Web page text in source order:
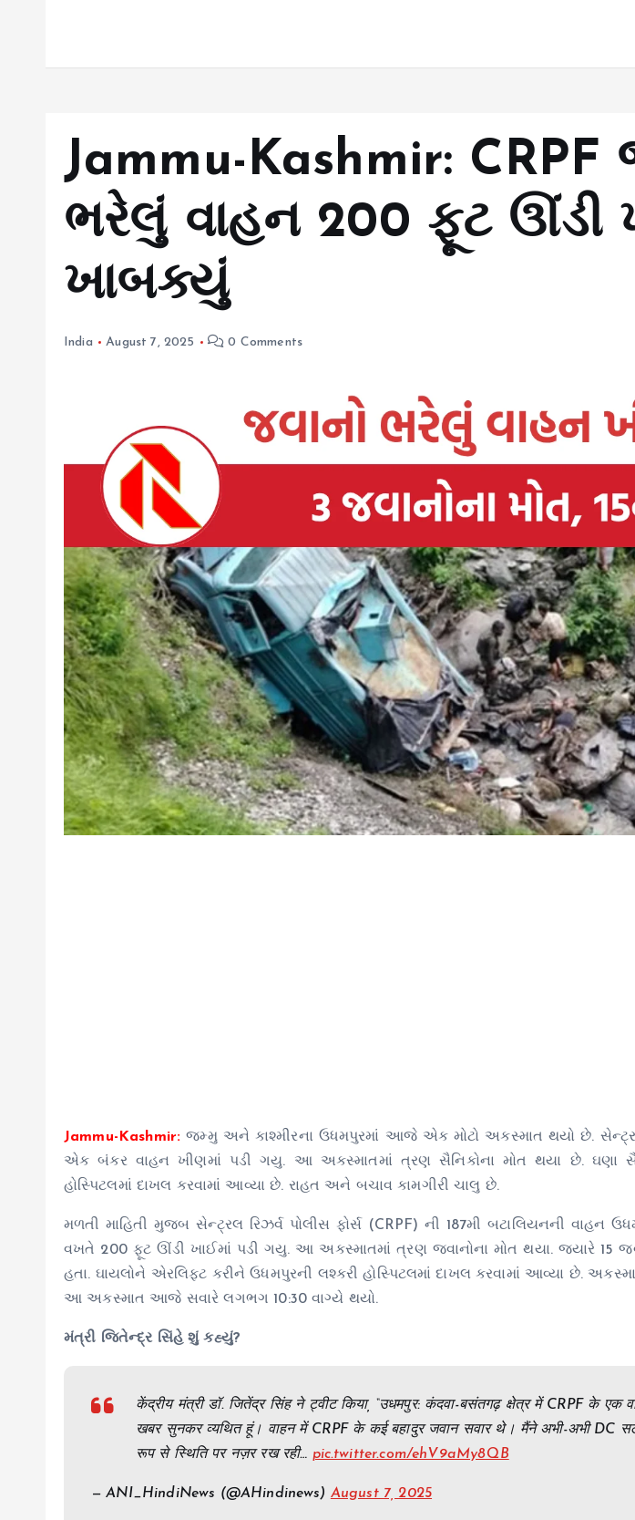
Jammu-Kashmir: CRPF
ભરેલું વાહન 200 ફૂટ ઊંડી
ખાબક્યું
India August 7, 2025 0 Comments
Jammu-Kashmir: જમ્મુ અને કાશ્મીરના ઉધમપુરમાં આજે એક મોટો અકસ્માત થયો છે. સેન્ટ્રલ
એક બંકર વાહન ખીણમાં પડી ગયુ. આ અકસ્માતમાં ત્રણ સૈનિકોના મોત થયા છે. ઘણા
હોસ્પિટલમાં દાખલ કરવામાં આવ્યા છે. રાહત અને બચાવ કામગીરી ચાલુ છે.
મળતી માહિતી મુજબ સેન્ટ્રલ રિઝર્વ પોલીસ ફોર્સ (CRPF) ની 187મી બટાલિયનની વાહન
વખતે 200 ફૂટ ઊંડી ખાઈમાં પડી ગયુ. આ અકસ્માતમાં ત્રણ જવાનોના મોત થયા. જ્યારે 15
હતા. ઘાયલોને એરલિફ્ટ કરીને ઉધમપુરની લશ્કરી હોસ્પિટલમાં દાખલ કરવામાં આવ્યા છે.
આ અકસ્માત આજે સવારે લગભગ 10:30 વાગ્યે થયો.
મંત્રી જિતેન્દ્ર સિંહે શું કહ્યું?
केंद्रीय मंत्री डॉ. जितेंद्र सिंह ने ट्वीट किया, “उधमपुर: कंदवा-बसंतगढ़ क्षेत्र में CRPF के एक
खबर सुनकर व्यथित हूं। वाहन में CRPF के कई बहादुर जवान सवार थे। मैंने अभी-अभी DC
रूप से स्थिति पर नज़र रख रही… pic.twitter.com/ehV9aMy8QB
— ANI_HindiNews (@AHindinews) August 7, 2025